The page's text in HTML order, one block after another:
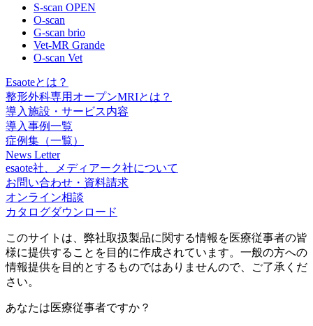
S-scan OPEN
O-scan
G-scan brio
Vet-MR Grande
O-scan Vet
Esaoteとは？
整形外科専用オープンMRIとは？
導入施設・サービス内容
導入事例一覧
症例集（一覧）
News Letter
esaote社、メディアーク社について
お問い合わせ・資料請求
オンライン相談
カタログダウンロード
このサイトは、弊社取扱製品に関する情報を医療従事者の皆
様に提供することを目的に作成されています。一般の方への
情報提供を目的とするものではありませんので、ご了承くだ
さい。
あなたは医療従事者ですか？